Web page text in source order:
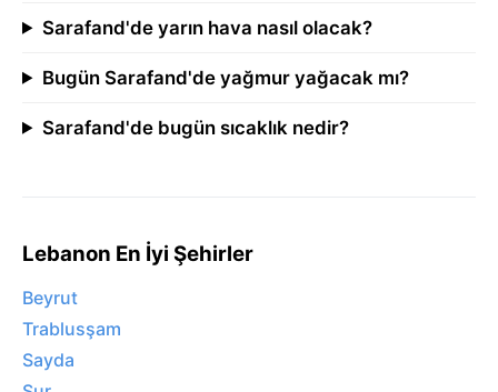
Sarafand'de yarın hava nasıl olacak?
Bugün Sarafand'de yağmur yağacak mı?
Sarafand'de bugün sıcaklık nedir?
Lebanon En İyi Şehirler
Beyrut
Trablusşam
Sayda